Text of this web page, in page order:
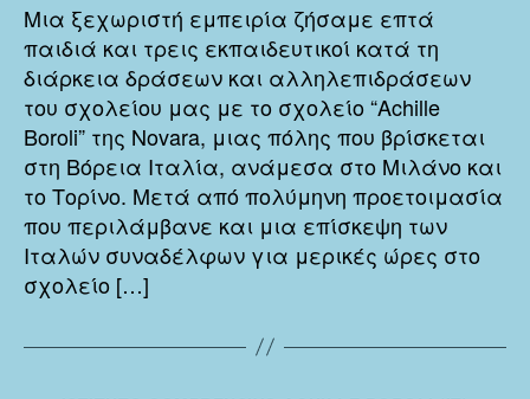
Μια ξεχωριστή εμπειρία ζήσαμε επτά
παιδιά και τρεις εκπαιδευτικοί κατά τη
διάρκεια δράσεων και αλληλεπιδράσεων
του σχολείου μας με το σχολείο “Achille
Boroli” της Novara, μιας πόλης που βρίσκεται
στη Βόρεια Ιταλία, ανάμεσα στο Μιλάνο και
το Τορίνο. Μετά από πολύμηνη προετοιμασία
που περιλάμβανε και μια επίσκεψη των
Ιταλών συναδέλφων για μερικές ώρες στο
σχολείο […]